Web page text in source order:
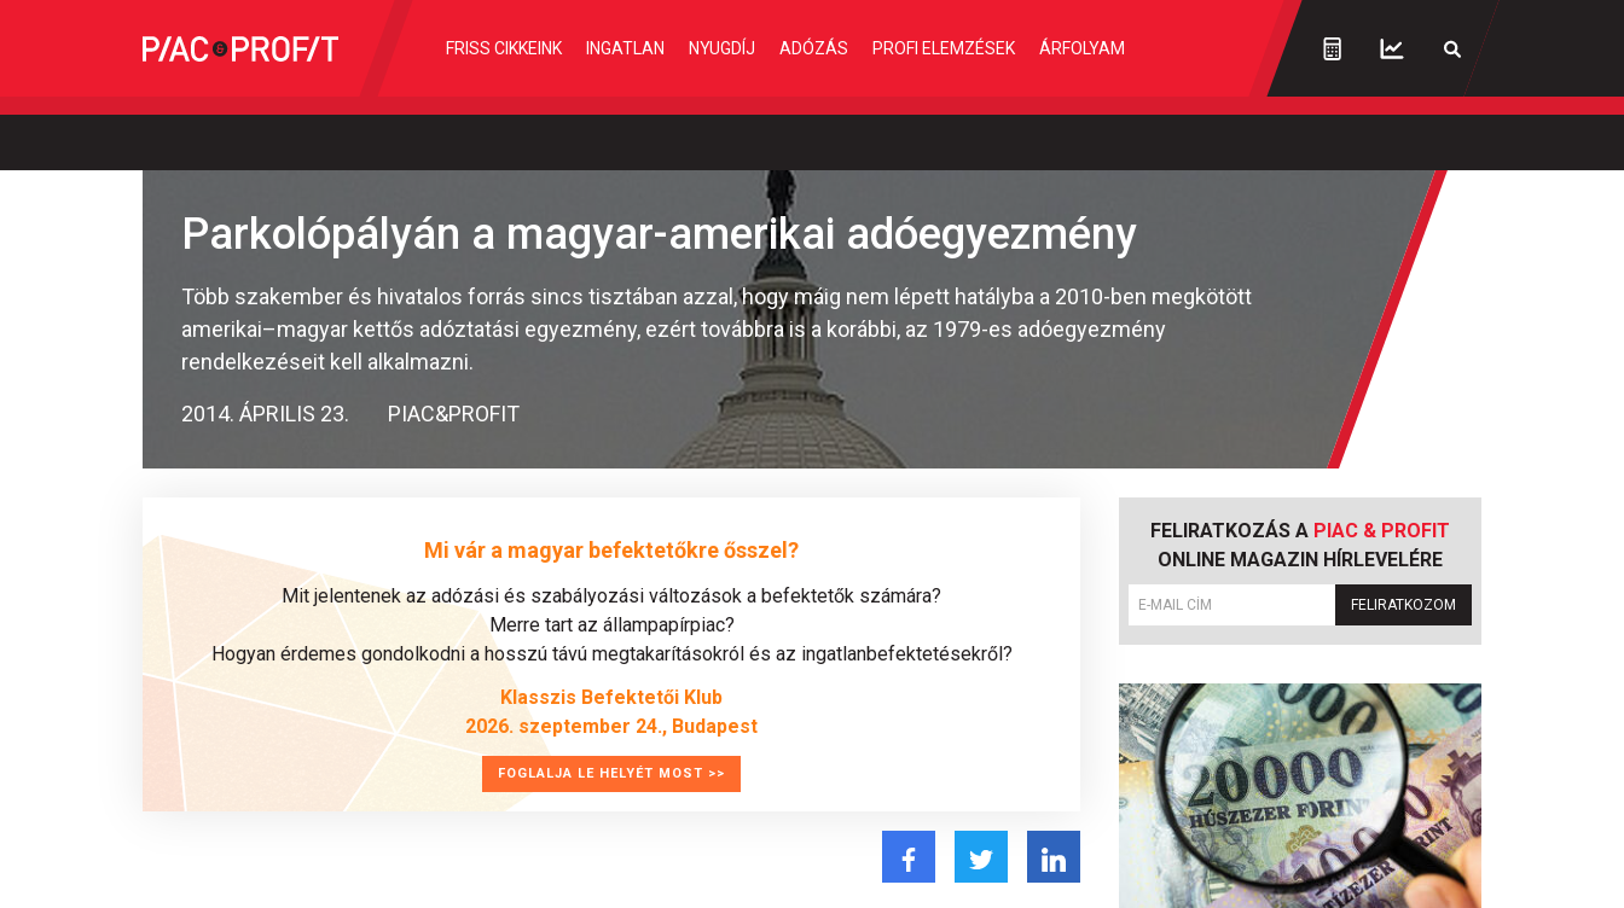
FRISS CIKKEINK INGATLAN NYUGDÍJ ADÓZÁS PROFI ELEMZÉSEK ÁRFOLYAM
Parkolópályán a magyar-amerikai adóegyezmény
Több szakember és hivatalos forrás sincs tisztában azzal, hogy máig nem lépett hatályba a 2010-ben megkötött
amerikai–magyar kettős adóztatási egyezmény, ezért továbbra is a korábbi, az 1979-es adóegyezmény
rendelkezéseit kell alkalmazni.
2014. ÁPRILIS 23. PIAC&PROFIT
Mi vár a magyar befektetőkre ősszel?
Mit jelentenek az adózási és szabályozási változások a befektetők számára?
Merre tart az állampapírpiac?
Hogyan érdemes gondolkodni a hosszú távú megtakarításokról és az ingatlanbefektetésekről?
Klasszis Befektetői Klub
2026. szeptember 24., Budapest
FOGLALJA LE HELYÉT MOST >>
FELIRATKOZÁS A PIAC & PROFIT
ONLINE MAGAZIN HÍRLEVELÉRE
FELIRATKOZOM